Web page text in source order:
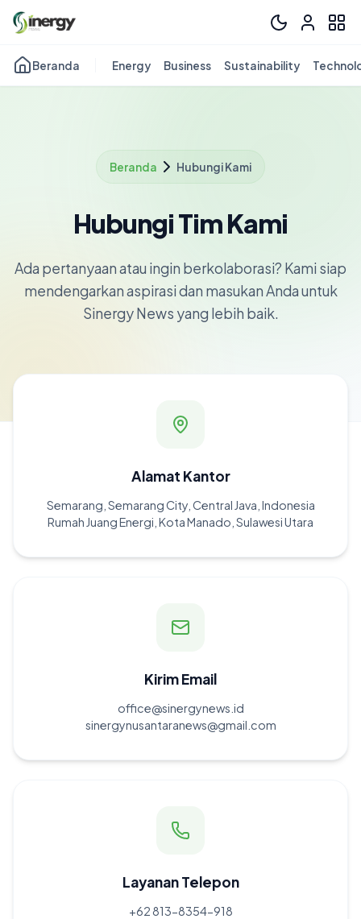
Beranda Energy Business Sustainability
Beranda Hubungi Kami
Hubungi Tim Kami
Ada pertanyaan atau ingin berkolaborasi? Kami siap
mendengarkan aspirasi dan masukan Anda untuk
Sinergy News yang lebih baik.
Alamat Kantor
Semarang, Semarang City, Central Java, Indonesia
Rumah Juang Energi, Kota Manado, Sulawesi Utara
Kirim Email
office@sinergynews.id
sinergynusantaranews@gmail.com
Layanan Telepon
+62 813-8354-918